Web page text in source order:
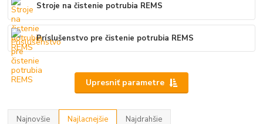
Stroje na čistenie potrubia REMS
Príslušenstvo pre čistenie potrubia REMS
Upresniť parametre
Najnovšie Najlacnejšie Najdrahšie